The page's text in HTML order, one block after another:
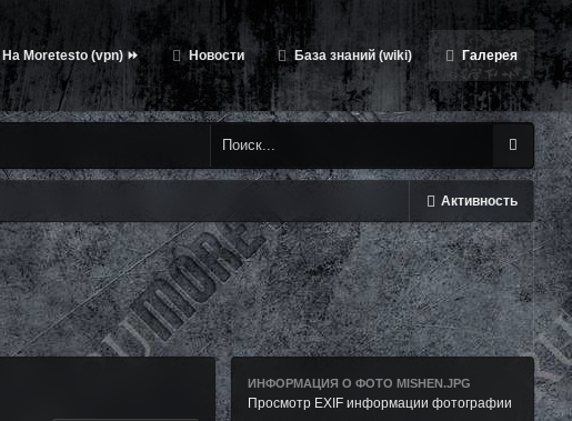
На Moretesto (vpn) ⏩ Новости База знаний (wiki) Галерея
Активность
ИНФОРМАЦИЯ О ФОТО MISHEN.JPG
Просмотр EXIF информации фотографии